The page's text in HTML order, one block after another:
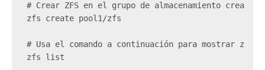
# Crear ZFS en el grupo de almacenamiento creado:
zfs create pool1/zfs
# Usa el comando a continuación para mostrar zfs
zfs list